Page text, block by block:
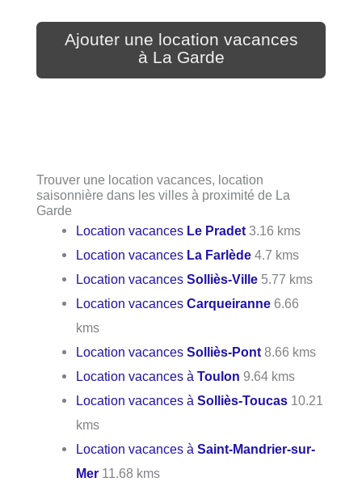
Ajouter une location vacances
à La Garde
Trouver une location vacances, location
saisonnière dans les villes à proximité de La
Garde
Location vacances Le Pradet 3.16 kms
Location vacances La Farlède 4.7 kms
Location vacancesSolliès-Ville 5.77 kms
Location vacancesCarqueiranne 6.66
kms
Location vacancesSolliès-Pont 8.66 kms
Location vacances àToulon 9.64 kms
Location vacances àSolliès-Toucas 10.21
kms
Location vacances àSaint-Mandrier-sur-
Mer 11.68 kms